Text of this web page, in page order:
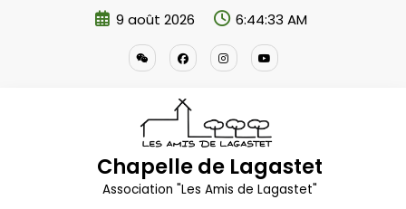
9 août 2026 6:44:34 AM
Chapelle de Lagastet
Association "Les Amis de Lagastet"